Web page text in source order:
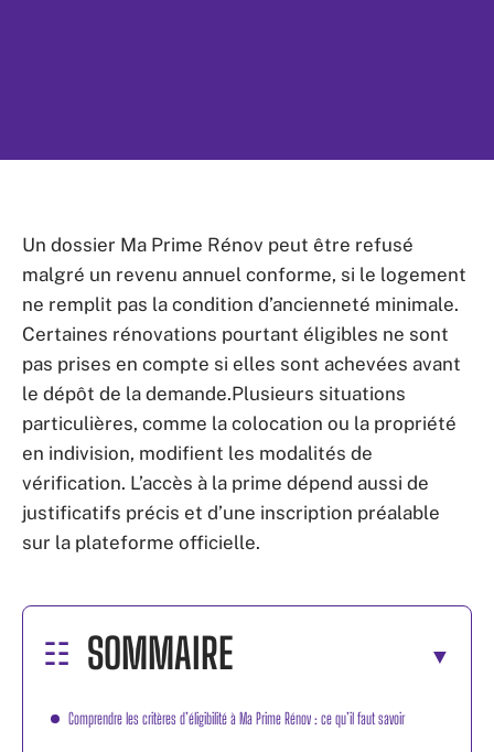
Un dossier Ma Prime Rénov peut être refusé
malgré un revenu annuel conforme, si le logement
ne remplit pas la condition d’ancienneté minimale.
Certaines rénovations pourtant éligibles ne sont
pas prises en compte si elles sont achevées avant
le dépôt de la demande.Plusieurs situations
particulières, comme la colocation ou la propriété
en indivision, modifient les modalités de
vérification. L’accès à la prime dépend aussi de
justificatifs précis et d’une inscription préalable
sur la plateforme officielle.
SOMMAIRE
Comprendre les critères d’éligibilité à Ma Prime Rénov : ce qu’il faut savoir